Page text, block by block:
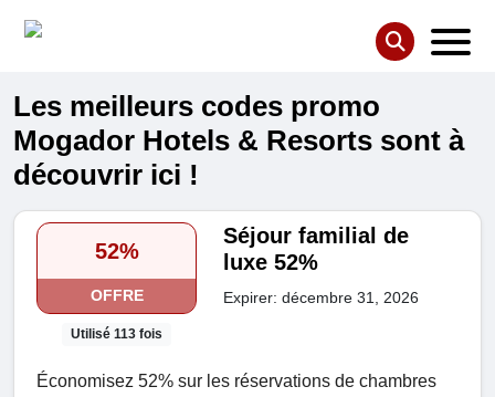
Les meilleurs codes promo
Mogador Hotels & Resorts sont à
découvrir ici !
52%
OFFRE
Utilisé 113 fois
Séjour familial de
luxe 52%
Expirer: décembre 31, 2026
Économisez 52% sur les réservations de chambres